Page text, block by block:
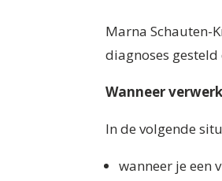
Marna Schauten-
diagnoses
Wanneer
In de volgende
wanneer je een